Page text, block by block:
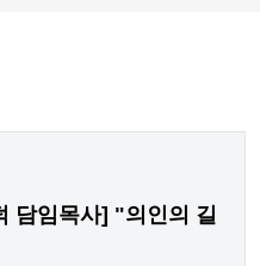
담임목사] "의인의 길